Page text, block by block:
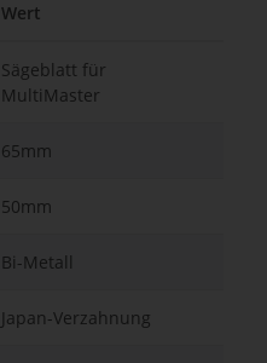
Wert
Sägeblatt für
MultiMaster
65mm
50mm
Bi-Metall
Japan-Verzahnung